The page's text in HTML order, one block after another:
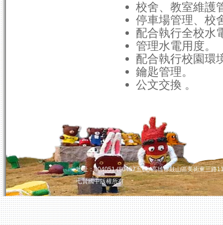
校舍、教室維護
停車場管理、校
配合執行全校水
管理水電用度。
配合執行校園環
鑰匙管理。
公文交換 。
::: 地址：804051 (80457五碼) 高雄市鼓山區美術東三
七賢國中版權所有